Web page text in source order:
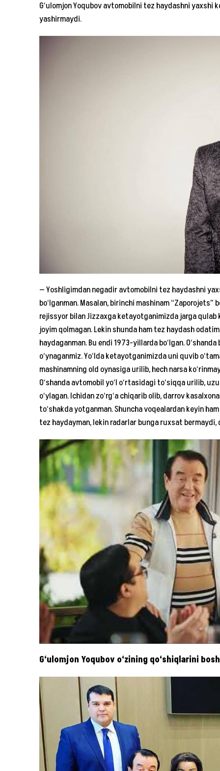
G‘ulomjon Yoqubov avtomobilni tez haydashni yaxshi
yashirmaydi.
— Yoshligimdan negadir avtomobilni tez haydashni
bo‘lganman. Masalan, birinchi mashinam “Zaporojets”
rejissyor bilan Jizzaxga ketayotganimizda jarga qulab
joyim qolmagan. Lekin shunda ham tez haydash
haydaganman. Bu endi 1973-yillarda bo‘lgan.
o‘ynaganmiz. Yo‘lda ketayotganimizda uni quvib
mashinamning old oynasiga urilib, hech narsa
O‘shanda avtomobil yo‘l o‘rtasidagi to‘siqqa urilib,
o‘ylagan. Ichidan zo‘rg‘a chiqarib olib, darrov
to‘shakda yotganman. Shuncha voqealardan keyin
tez haydayman, lekin radarlar bunga ruxsat bermaydi,
G‘ulomjon Yoqubov o‘zining qo‘shiqlarini